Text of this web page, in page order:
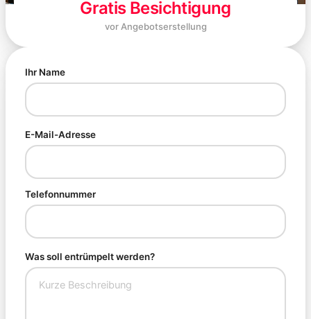
Gratis Besichtigung
vor Angebotserstellung
Ihr Name
E-Mail-Adresse
Telefonnummer
Was soll entrümpelt werden?